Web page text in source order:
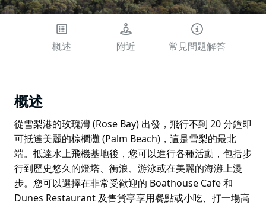
概述 附近 常見問題解答
概述
從雪梨港的玫瑰灣 (Rose Bay) 出發，飛行不到 20 分鐘即
可抵達美麗的棕櫚灘 (Palm Beach)，這是雪梨的最北
端。抵達水上飛機基地後，您可以進行各種活動，包括步
行到歷史悠久的燈塔、衝浪、游泳或在美麗的海灘上漫
步。您可以選擇在非常受歡迎的 Boathouse Cafe 和
Dunes Restaurant 及售貨亭享用餐點或小吃、打一場高